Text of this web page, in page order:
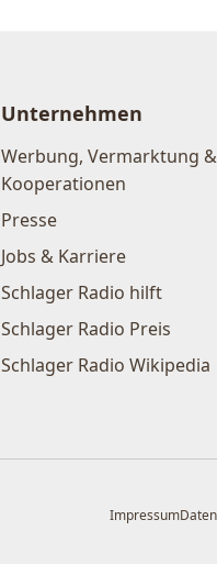
Unternehmen
Werbung, Vermarktung &
Kooperationen
Presse
Jobs & Karriere
Schlager Radio hilft
Schlager Radio Preis
Schlager Radio Wikipedia
Impressum